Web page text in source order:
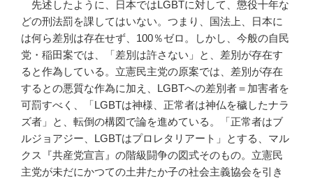
先述したように、日本ではLGBTに対して、懲役十年な
どの刑法罰を課してはいない。つまり、国法上、日本に
は何ら差別は存在せず、100％ゼロ。しかし、今般の自民
党・稲田案では、「差別は許さない」と、差別が存在す
ると作為している。立憲民主党の原案では、差別が存在
するとの悪質な作為に加え、LGBTへの差別者＝加害者を
可罰すべく、「LGBTは神様、正常者は神仏を穢したナラ
ズ者」と、転倒の構図で論を進めている。「正常者はブ
ルジョアジー、LGBTはプロレタリアート」とする、マル
クス『共産党宣言』の階級闘争の図式そのもの。立憲民
主党が未だにかつての土井たか子の社会主義協会を引き